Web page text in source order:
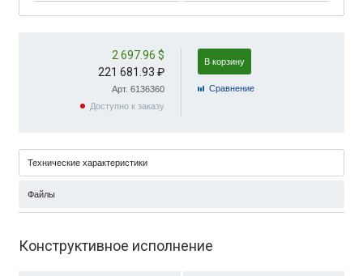
2 697.96 $
221 681.93 ₽
Арт. 6136360
Доступно к заказу
В корзину
Cравнение
Технические характеристики
Файлы
Конструктивное исполнение